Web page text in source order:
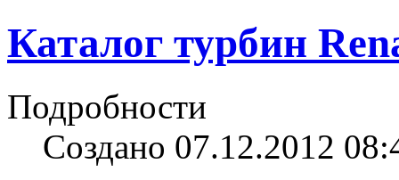
Каталог турбин
Подробности
Создано 07.12.2012